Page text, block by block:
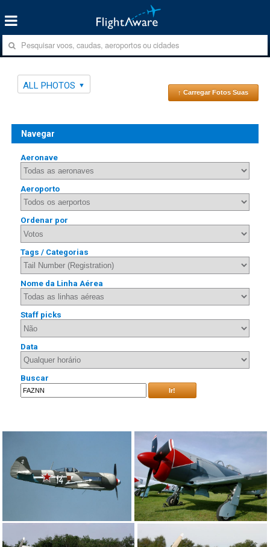
ALL PHOTOS
↑ Carregar Fotos Suas
Navegar
Aeronave
Aeroporto
Ordenar por
Tags / Categorias
Nome da Linha Aérea
Staff picks
Data
Buscar
Ir!